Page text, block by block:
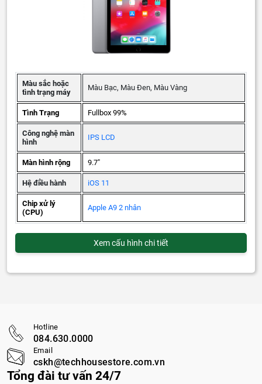
Màu sắc hoặc
tình trạng máy
Màu Bạc, Màu Đen, Màu Vàng
Tình Trạng Fullbox 99%
Công nghệ màn
hình
IPS LCD
Màn hình rộng 9.7"
Hệ điều hành iOS 11
Chip xử lý
(CPU)
Apple A9 2 nhân
Xem cấu hình chi tiết
Tổng đài tư vấn 24/7
Hotline
084.630.0000
Email
cskh@techhousestore.com.vn